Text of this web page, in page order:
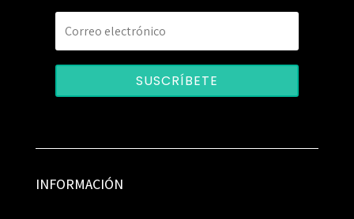
SUSCRÍBETE
INFORMACIÓN